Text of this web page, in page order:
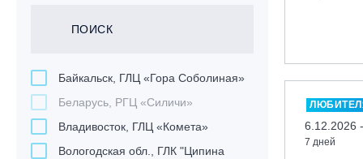
Байкальск, ГЛЦ «Гора Соболиная»
Беларусь, РГЦ «Силичи»
Владивосток, ГЛЦ «Комета»
Вологодская обл., ГЛК "Ципина
6.12.2026
7 дней